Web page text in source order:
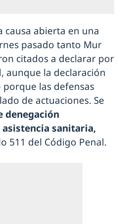
causa abierta en una
pasado tanto Mur
citados a declarar por
aunque la declaración
porque las defensas
de actuaciones. Se
denegación
sanitaria,
511 del Código Penal.